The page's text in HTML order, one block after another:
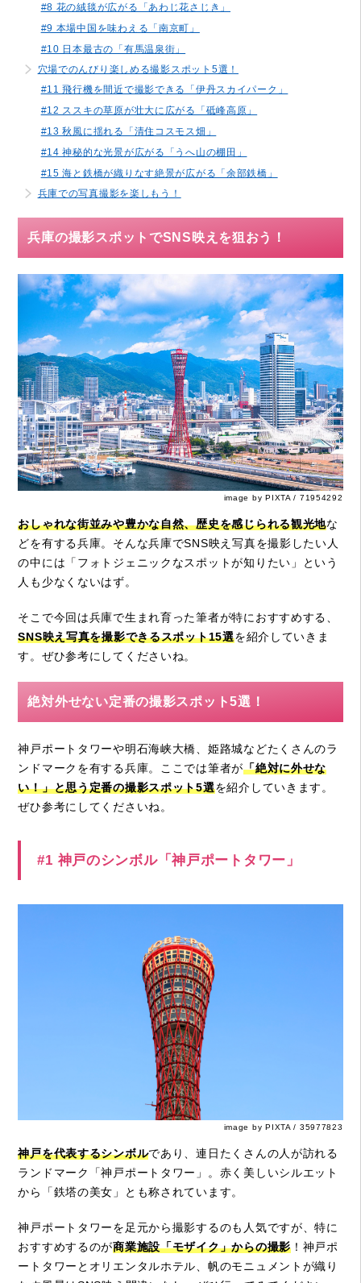
#8 花の絨毯が広がる「あわじ花さじき」
#9 本場中国を味わえる「南京町」
#10 日本最古の「有馬温泉街」
穴場でのんびり楽しめる撮影スポット5選！
#11 飛行機を間近で撮影できる「伊丹スカイパーク」
#12 ススキの草原が壮大に広がる「砥峰高原」
#13 秋風に揺れる「清住コスモス畑」
#14 神秘的な光景が広がる「うへ山の棚田」
#15 海と鉄橋が織りなす絶景が広がる「余部鉄橋」
兵庫での写真撮影を楽しもう！
兵庫の撮影スポットでSNS映えを狙おう！
image by PIXTA / 71954292
おしゃれな街並みや豊かな自然、歴史を感じられる観光地な
どを有する兵庫。そんな兵庫でSNS映え写真を撮影したい人
の中には「フォトジェニックなスポットが知りたい」という
人も少なくないはず。
そこで今回は兵庫で生まれ育った筆者が特におすすめする、
SNS映え写真を撮影できるスポット15選を紹介していきま
す。ぜひ参考にしてくださいね。
絶対外せない定番の撮影スポット5選！
神戸ポートタワーや明石海峡大橋、姫路城などたくさんのラ
ンドマークを有する兵庫。ここでは筆者が「絶対に外せな
い！」と思う定番の撮影スポット5選を紹介していきます。
ぜひ参考にしてくださいね。
#1 神戸のシンボル「神戸ポートタワー」
image by PIXTA / 35977823
神戸を代表するシンボルであり、連日たくさんの人が訪れる
ランドマーク「神戸ポートタワー」。赤く美しいシルエット
から「鉄塔の美女」とも称されています。
神戸ポートタワーを足元から撮影するのも人気ですが、特に
おすすめするのが商業施設「モザイク」からの撮影！神戸ポ
ートタワーとオリエンタルホテル、帆のモニュメントが織り